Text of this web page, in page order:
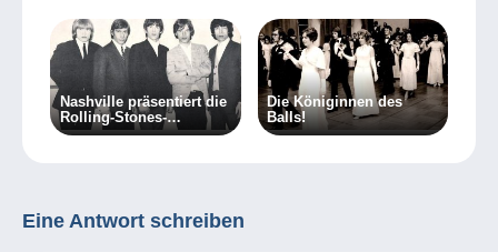
Nashville präsentiert die
Rolling-Stones-
Collection
Die Königinnen des
Balls!
Eine Antwort schreiben